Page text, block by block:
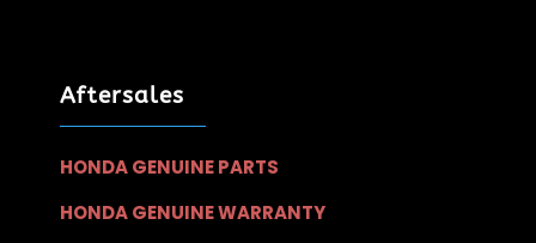
Aftersales
HONDA GENUINE PARTS
HONDA GENUINE WARRANTY